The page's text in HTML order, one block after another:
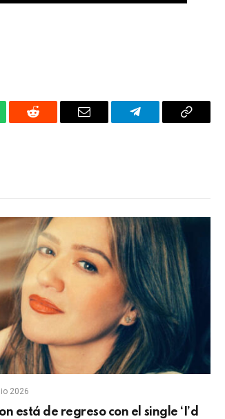
Reddit
Correo
TelegramaCopiar
2026
está de regreso con el single ‘I’d